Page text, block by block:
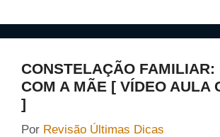
CONSTELAÇÃO FAMILIAR:
COM A MÃE [ VÍDEO AULA
]
Por Revisão Últimas Dicas